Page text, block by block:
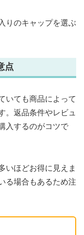
りのキャップを選ぶ
点
いても商品によって
。返品条件やレビュ
入するのがコツで
いほどお得に見えま
る場合もあるため注